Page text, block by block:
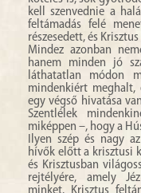
kell szenvednie a
feltámadás felé
részesedett, és
Mindez azonban
hanem minden jó
láthatatlan módon
mindenkiért meghalt,
egy végső hivatása
Szentlélek
miképpen –, hogy a
Ilyen szép és nagy
hívők előtt a krisztusi
és Krisztusban
rejtélyére, amely
minket. Krisztus